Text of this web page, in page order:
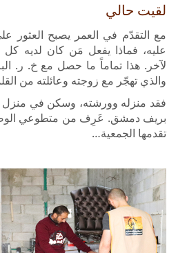
لقيت حالي
مع التقدّم في العمر يصبح
عليه، فماذا يفعل مَن كان لديه
والذي تهجّر مع زوجته وعائلته من
فقد منزله وورشته، وسكن في منزل
بريف دمشق. عَرِف من متطوعي
تقدمها الجمعية…